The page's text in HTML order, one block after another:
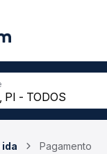
ida Pagamento